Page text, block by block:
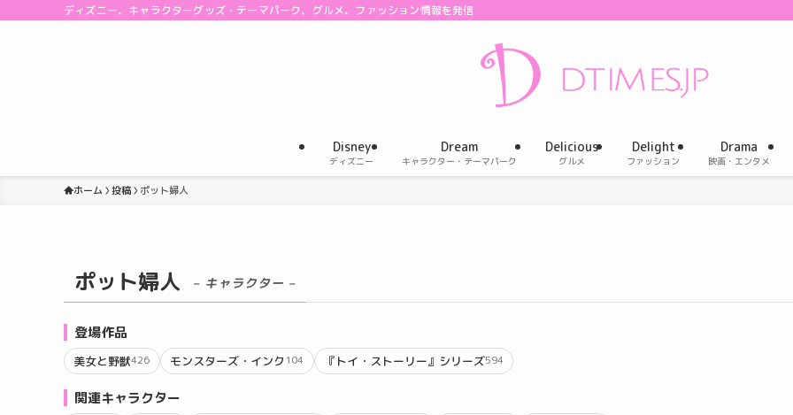
ディズニー、キャラクターグッズ・テーマパーク、グルメ、ファッション情報を発信
Disney
ディズニー
Dream
キャラクター・テーマパーク
Delicious
グルメ
Delight
ファッション
Drama
映画・エンタメ
ホーム 投稿 ポット婦人
ポット婦人 – キャラクター –
登場作品
美女と野獣426 モンスターズ・インク104 『トイ・ストーリー』シリーズ594
関連キャラクター